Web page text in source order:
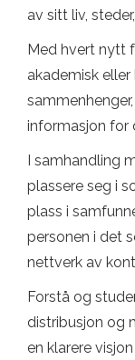
av sitt liv,
Med hvert nytt
akademisk
informasjon for
I samhandling
plassere seg i
plass i
personen i det
nettverk av
Forstå og
distribusjon og
en klarere